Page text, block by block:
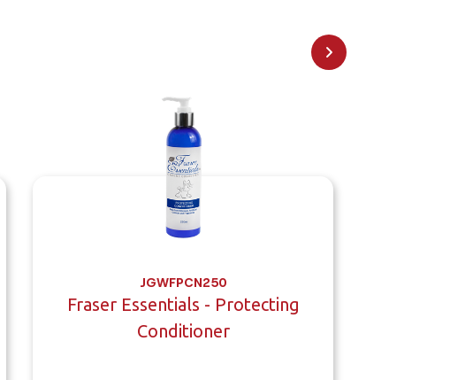
JGWFPCN250
Fraser Essentials - Protecting
Conditioner